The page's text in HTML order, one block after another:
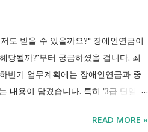
도 받을 수 있을까요?" 장애인연금이
당될까?'부터 궁금하셨을 겁니다. 최
반기 업무계획에는 장애인연금과 중
내용이 담겼습니다. 특히 '3급 단일장
고 있습니다. 이번 글에서는 장애인과
READ MORE »